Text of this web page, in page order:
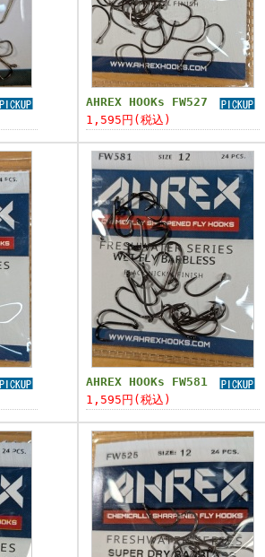
AHREX HOOKs FW527
1,595円(税込)
AHREX HOOKs FW581
1,595円(税込)